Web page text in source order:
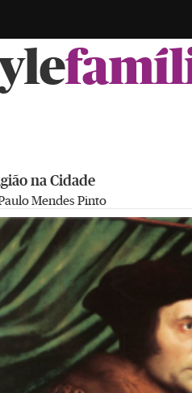
na Cidade
Mendes Pinto